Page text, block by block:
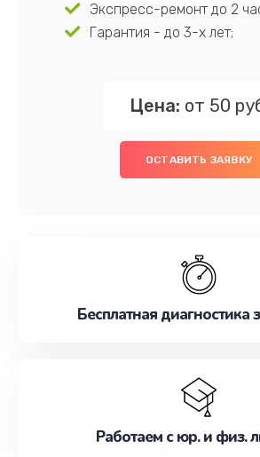
Экспресс-ремонт до 2
Гарантия - до 3-х лет;
Цена: от 50
ОСТАВИТЬ ЗАЯВКУ
Бесплатная диагностика
Работаем с юр. и физ.